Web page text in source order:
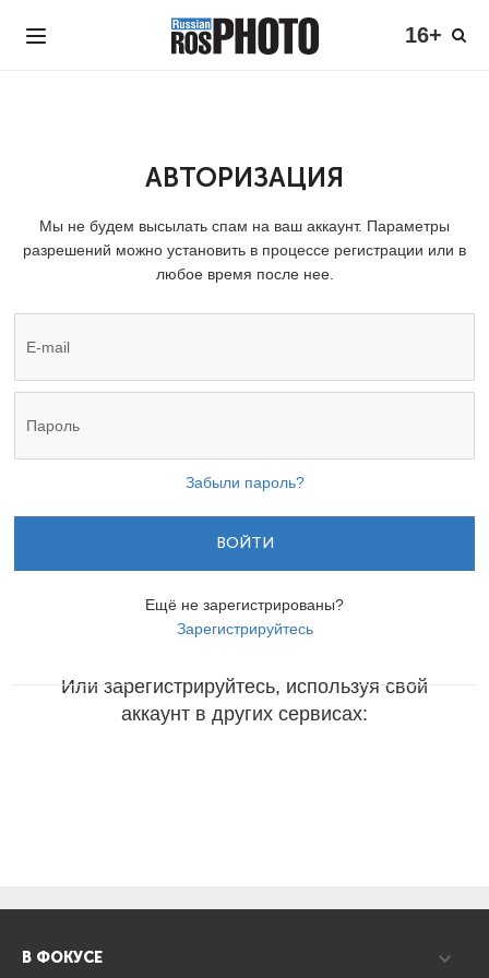
16+
АВТОРИЗАЦИЯ
Мы не будем высылать спам на ваш аккаунт. Параметры
разрешений можно установить в процессе регистрации или в
любое время после нее.
Забыли пароль?
ВОЙТИ
Ещё не зарегистрированы?
Зарегистрируйтесь
Или зарегистрируйтесь, используя свой
аккаунт в других сервисах:
В ФОКУСЕ